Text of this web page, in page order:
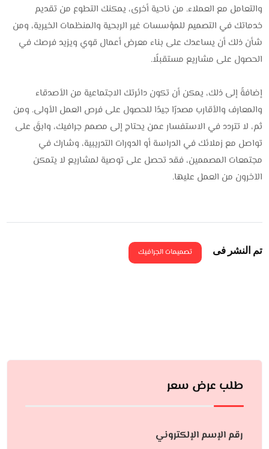
والتعامل مع العملاء. من ناحية أخرى، يمكنك التطوع من تقديم
خدماتك في التصميم للمؤسسات غير الربحية والمنظمات الخيرية، ومن
شأن ذلك أن يساعدك على بناء معرض أعمال قوي ويزيد فرصك في
الحصول على مشاريع مستقبلًا.
إضافةً إلى ذلك، يمكن أن تكون دائرتك الاجتماعية من الأصدقاء
والمعارف والأقارب مصدرًا جيدًا للحصول على فرص العمل الأولى. ومن
ثم، لا تتردد في الاستفسار عمن يحتاج إلى مصمم جرافيك، وابقَ على
تواصل مع زملائك في الدراسة أو الدورات التدريبية، وشارك في
مجتمعات المصممين، فقد تحصل على توصية لمشاريع لا يتمكن
الآخرون من العمل عليها.
تم النشر فى تصميمات الجرافيك
طلب عرض سعر
رقم الإسم الإلكتروني